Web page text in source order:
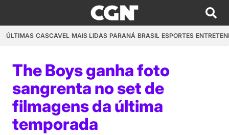
ÚLTIMAS CASCAVEL MAIS LIDAS PARANÁ BRASIL ESPORTES
The Boys ganha foto
sangrenta no set de
filmagens da última
temporada